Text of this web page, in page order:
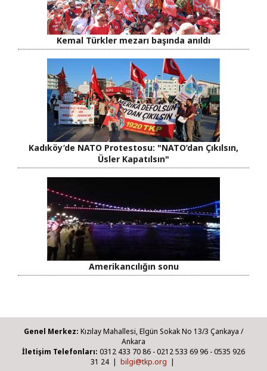
Kemal Türkler mezarı başında anıldı
Kadıköy’de NATO Protestosu: "NATO’dan Çıkılsın,
Üsler Kapatılsın"
Amerikancılığın sonu
Genel Merkez: Kızılay Mahallesi, Elgün Sokak No 13/3 Çankaya /
Ankara
İletişim Telefonları: 0312 433 70 86 - 0212 533 69 96 - 0535 926
31 24 | bilgi@tkp.org |